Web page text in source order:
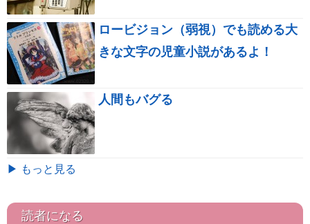
ロービジョン（弱視）でも読める大
きな文字の児童小説があるよ！
人間もバグる
▶ もっと見る
読者になる